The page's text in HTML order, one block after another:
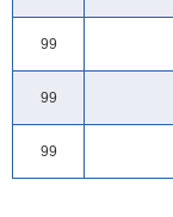
99
99
99